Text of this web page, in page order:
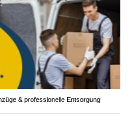
& professionelle Entsorgung